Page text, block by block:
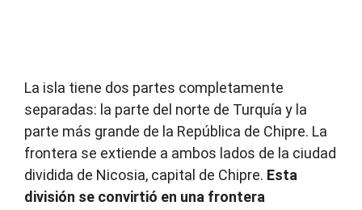
La isla tiene dos partes completamente
separadas: la parte del norte de Turquía y la
parte más grande de la República de Chipre. La
frontera se extiende a ambos lados de la ciudad
dividida de Nicosia, capital de Chipre. Esta
división se convirtió en una frontera